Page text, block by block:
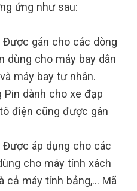
ứng như sau:
Được gán cho các dòng
dùng cho máy bay dân
máy bay tư nhân.
Pin dành cho xe đạp
điện cũng được gán
Được áp dụng cho các
cho máy tính xách
cả máy tính bảng,… Mã